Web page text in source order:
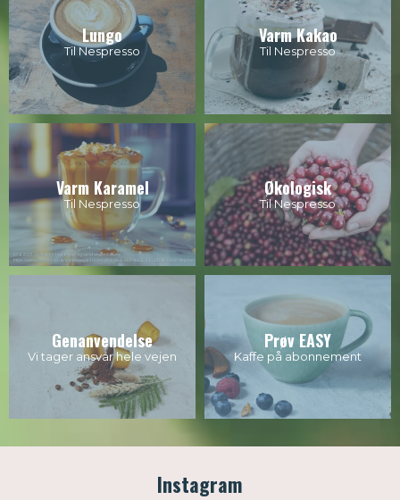
Lungo
Til Nespresso
Varm Kakao
Til Nespresso
Varm Karamel
Til Nespresso
Økologisk
Til Nespresso
Genanvendelse
Vi tager ansvar hele vejen
Prøv EASY
Kaffe på abonnement
Instagram